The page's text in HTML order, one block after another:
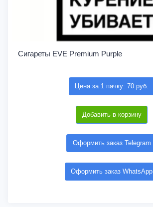
Сигареты EVE Premium Purple
Цена за 1 пачку: 70 руб.
Добавить в корзину
Оформить заказ Telegram
Оформить заказ WhatsApp